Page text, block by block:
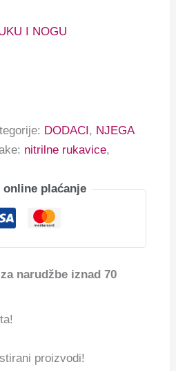
I NOGU
DODACI, NJEGA
nitrilne rukavice,
plaćanje
narudžbe iznad 70
proizvodi!